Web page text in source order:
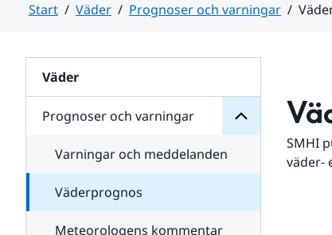
Start Väder Prognoser och varningar
Väder
Prognoser och varningar
för
varningar
Varningar och meddelanden
Väderprognos
Meteorologens kommentar
SMHI
väder-